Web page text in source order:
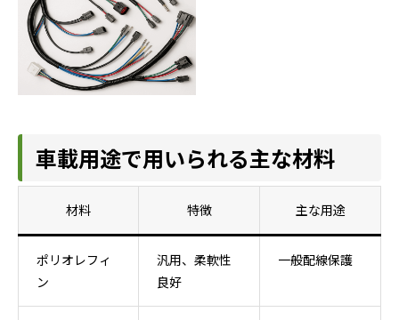
車載用途で用いられる主な材料
材料 特徴 主な用途
ポリオレフィ
ン
汎用、柔軟性
良好
一般配線保護